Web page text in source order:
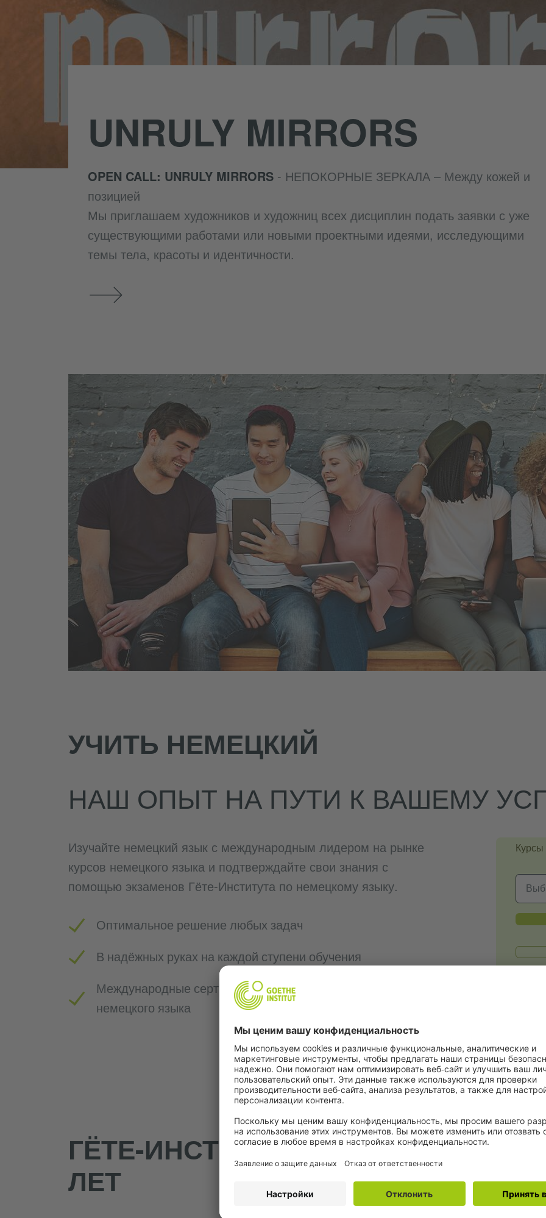
UNRULY MIRRORS
OPEN CALL: UNRULY MIRRORS - НЕПОКОРНЫЕ ЗЕРКАЛА – Между кожей и
позицией
Мы приглашаем художников и художниц всех дисциплин подать заявки с уже
существующими работами или новыми проектными идеями, исследующими
темы тела, красоты и идентичности.
УЧИТЬ НЕМЕЦКИЙ
НАШ ОПЫТ НА ПУТИ К ВАШЕМУ
Изучайте немецкий язык с международным лидером на рынке
курсов немецкого языка и подтверждайте свои знания с
помощью экзаменов Гёте-Института по немецкому языку.
Оптимальное решение любых задач
В надёжных руках на каждой ступени обучения
Международные сертификаты, подтверждающие знания
немецкого языка
Курсы
ГЁТЕ-ИНСТИТУТУ 75
ЛЕТ